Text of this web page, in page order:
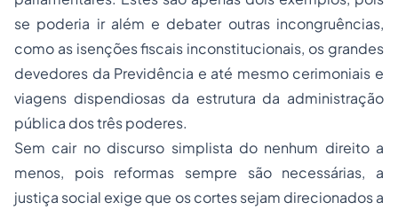
se poderia ir além e debater outras incongruências,
como as isenções fiscais inconstitucionais, os grandes
devedores da Previdência e até mesmo cerimoniais e
viagens dispendiosas da estrutura da administração
pública dos três poderes.
Sem cair no discurso simplista do nenhum direito a
menos, pois reformas sempre são necessárias, a
justiça social exige que os cortes sejam direcionados a